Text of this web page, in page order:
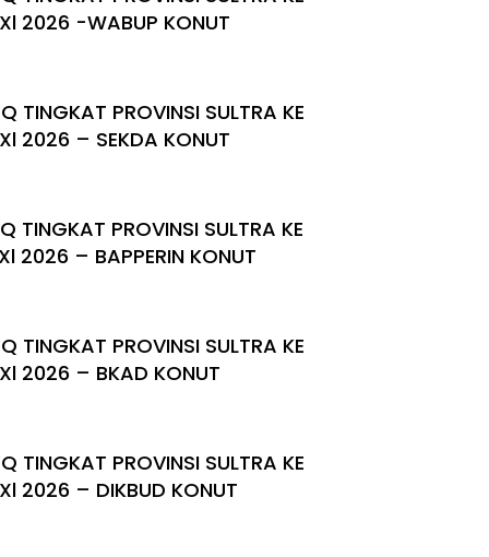
2026 -WABUP KONUT
TINGKAT PROVINSI SULTRA KE
2026 – SEKDA KONUT
TINGKAT PROVINSI SULTRA KE
2026 – BAPPERIN KONUT
TINGKAT PROVINSI SULTRA KE
2026 – BKAD KONUT
TINGKAT PROVINSI SULTRA KE
2026 – DIKBUD KONUT